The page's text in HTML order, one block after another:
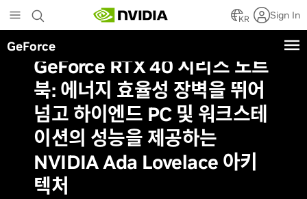
to
main
content
KR Sign In
GeForce
GeForce RTX 40 시리즈 노트
북: 에너지 효율성 장벽을 뛰어
넘고 하이엔드 PC 및 워크스테
이션의 성능을 제공하는
NVIDIA Ada Lovelace 아키
텍처